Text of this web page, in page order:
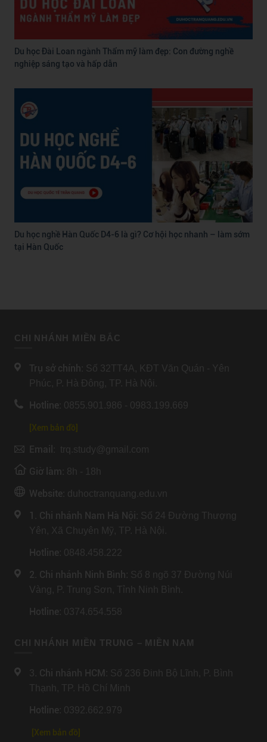
Du học Đài Loan ngành Thẩm mỹ làm đẹp: Con đường nghề
nghiệp sáng tạo và hấp dẫn
Du học nghề Hàn Quốc D4-6 là gì? Cơ hội học nhanh – làm sớm
tại Hàn Quốc
CHI NHÁNH MIỀN BẮC
Trụ sở chính: Số 32TT4A, KĐT Văn Quán - Yên
Phúc, P. Hà Đông, TP. Hà Nội.
Hotline: 0855.901.986 - 0983.199.669
[Xem bản đồ]
Email: trq.study@gmail.com
Giờ làm: 8h - 18h
Website: duhoctranquang.edu.vn
1. Chi nhánh Nam Hà Nội: Số 24 Đường Thượng
Yên, Xã Chuyên Mỹ, TP. Hà Nội.
Hotline: 0848.458.222
2. Chi nhánh Ninh Bình: Số 8 ngõ 37 Đường Núi
Vàng, P. Trung Sơn, Tỉnh Ninh Bình.
Hotline: 0374.654.558
CHI NHÁNH MIỀN TRUNG – MIỀN NAM
3. Chi nhánh HCM : Số 236 Đinh Bộ Lĩnh, P. Bình
Thạnh, TP. Hồ Chí Minh
Hotline: 0392.662.979
[Xem bản đồ]